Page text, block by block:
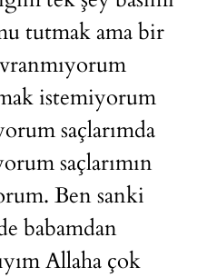
tutmak ama bir
istemiyorum
saçlarımda
saçlarımın
Ben sanki
babamdan
Allaha çok